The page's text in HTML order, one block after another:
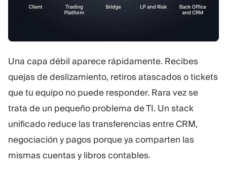
Una capa débil aparece rápidamente. Recibes
quejas de deslizamiento, retiros atascados o tickets
que tu equipo no puede responder. Rara vez se
trata de un pequeño problema de TI. Un stack
unificado reduce las transferencias entre CRM,
negociación y pagos porque ya comparten las
mismas cuentas y libros contables.